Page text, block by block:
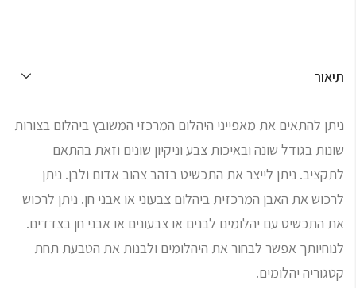
תיאור
ניתן להתאים את מאפייני היהלום המרכזי המשובץ ביהלום בצורות
שונות בגודל שונה ובאיכות צבע וניקיון שונים וזאת בהתאם
לתקציב. ניתן לייצר את התכשיט בזהב צהוב אדום ולבן. ניתן
לרכוש את האבן המרכזית ביהלום צבעוני או אבני חן. ניתן לרכוש
את התכשיט עם יהלומים לבנים או צבעונים או אבני חן בצדדים.
לנוחיותך אפשר לבחור את היהלומים ולבנות את הטבעת תחת
קטגוריה יהלומים.